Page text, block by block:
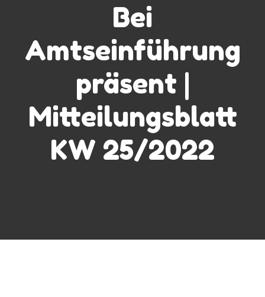
Bei
Amtseinführung
präsent |
Mitteilungsblatt
KW 25/2022